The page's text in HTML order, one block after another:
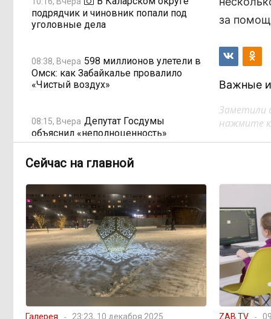
подрядчик и чиновник попали под
уголовные дела
08:38, Вчера 598 миллионов улетели в
Омск: как Забайкалье провалило
«Чистый воздух»
08:15, Вчера Депутат Госдумы
объяснил «неполноценность»
женщин библейским сюжетом
проверку из-за раскопок ТГК-14
19:02, 5 августа Когда ждать денег?
Забайкалье — в списке регионов,
где бюджетники могут остаться без
выплат
превысить весь наш опыт»: Осипов
за
Важные
Заметили
нажмите
Сейчас на главной
Галерея 23:23, 10 декабря 2025 ZAB.TV